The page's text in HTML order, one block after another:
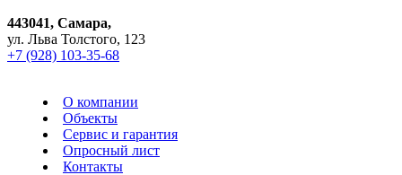
443041, Самара,
ул. Льва Толстого, 123
+7 (928) 103-35-68
О компании
Объекты
Сервис и гарантия
Опросный лист
Контакты